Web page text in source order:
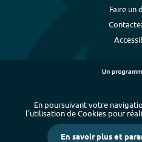
Faire un
Plan du site -
Mentions légales et données
En poursuivant votre
l’utilisation de Cookies pour
En savoir plus et